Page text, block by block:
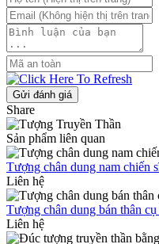
Gửi đánh giá
Share
Sản phẩm liên quan
Tượng chân dung nam chiến
Liên hệ
Tượng chân dung bán thân
Liên hệ